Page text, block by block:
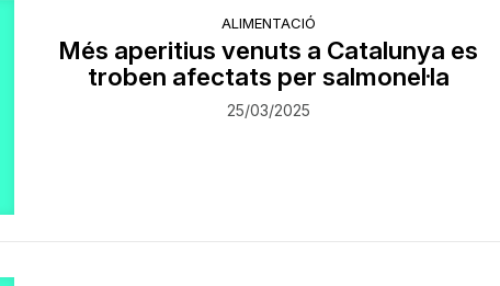
ALIMENTACIÓ
Més aperitius venuts a Catalunya es
troben afectats per salmonel·la
25/03/2025